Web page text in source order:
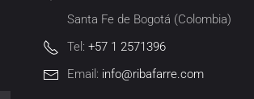
Santa Fe de Bogotá (Colombia)
Tel: +57 1 2571396
Email: info@ribafarre.com